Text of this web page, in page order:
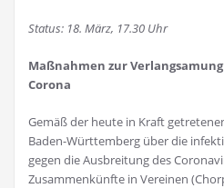
Status: 18. März, 17.30 Uhr
Maßnahmen zur
Corona
Gemäß der heute in Kraft
Baden-Württemberg über die
gegen die Ausbreitung des
Zusammenkünfte in Vereinen